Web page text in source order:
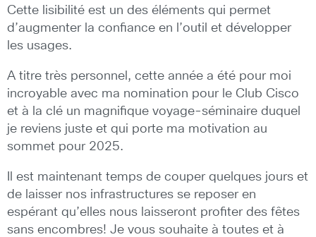
Cette lisibilité est un des éléments qui permet
d’augmenter la confiance en l’outil et développer
les usages.
A titre très personnel, cette année a été pour moi
incroyable avec ma nomination pour le Club Cisco
et à la clé un magnifique voyage-séminaire duquel
je reviens juste et qui porte ma motivation au
sommet pour 2025.
Il est maintenant temps de couper quelques jours et
de laisser nos infrastructures se reposer en
espérant qu’elles nous laisseront profiter des fêtes
sans encombres! Je vous souhaite à toutes et à